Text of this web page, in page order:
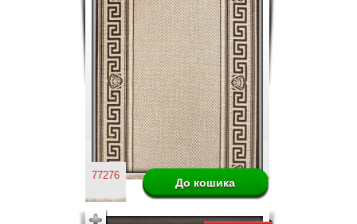
77276